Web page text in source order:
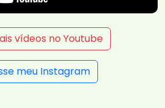
vídeos no Youtube
meu Instagram